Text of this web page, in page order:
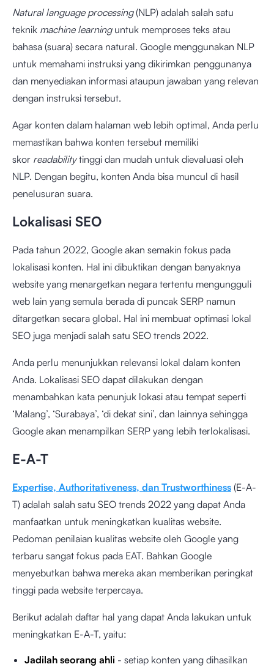
Natural language processing(NLP) adalah salah satu
teknik machine learning untuk memproses teks atau
bahasa (suara) secara natural. Google menggunakan NLP
untuk memahami instruksi yang dikirimkan penggunanya
dan menyediakan informasi ataupun jawaban yang relevan
dengan instruksi tersebut.
Agar konten dalam halaman web lebih optimal, Anda perlu
memastikan bahwa konten tersebut memiliki
skor readabilitytinggi dan mudah untuk dievaluasi oleh
NLP. Dengan begitu, konten Anda bisa muncul di hasil
penelusuran suara.
Lokalisasi SEO
Pada tahun 2022, Google akan semakin fokus pada
lokalisasi konten. Hal ini dibuktikan dengan banyaknya
website yang menargetkan negara tertentu mengungguli
web lain yang semula berada di puncak SERP namun
ditargetkan secara global. Hal ini membuat optimasi lokal
SEO juga menjadi salah satu SEO trends 2022.
Anda perlu menunjukkan relevansi lokal dalam konten
Anda. Lokalisasi SEO dapat dilakukan dengan
menambahkan kata penunjuk lokasi atau tempat seperti
‘Malang’, ‘Surabaya’, ‘di dekat sini’, dan lainnya sehingga
Google akan menampilkan SERP yang lebih terlokalisasi.
E-A-T
Expertise, Authoritativeness, dan Trustworthiness (E-A-
T) adalah salah satu SEO trends 2022 yang dapat Anda
manfaatkan untuk meningkatkan kualitas website.
Pedoman penilaian kualitas website oleh Google yang
terbaru sangat fokus pada EAT. Bahkan Google
menyebutkan bahwa mereka akan memberikan peringkat
tinggi pada website terpercaya.
Berikut adalah daftar hal yang dapat Anda lakukan untuk
meningkatkan E-A-T, yaitu:
Jadilah seorang ahli - setiap konten yang dihasilkan